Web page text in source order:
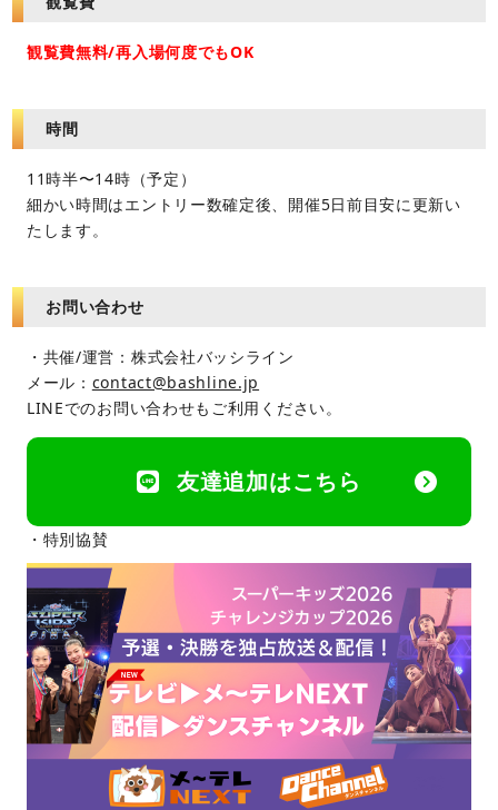
観覧費無料/再入場何度でもOK
時間
11時半〜14時（予定）
細かい時間はエントリー数確定後、開催5日前目安に更新い
たします。
お問い合わせ
・共催/運営：株式会社バッシライン
メール： contact@bashline.jp
LINEでのお問い合わせもご利用ください。
友達追加はこちら
・特別協賛